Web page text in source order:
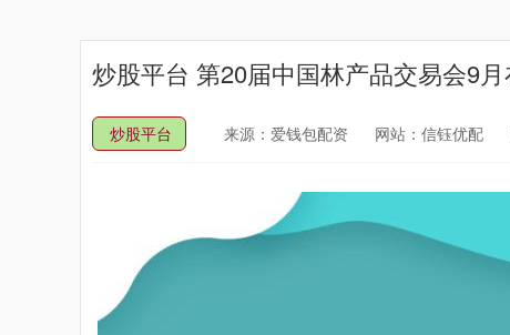
炒股平台 第20届中国林产品交易会9
炒股平台 来源：爱钱包配资 网站：信钰优配